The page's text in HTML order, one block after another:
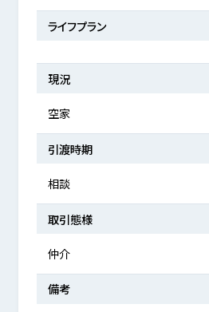
ライフプラン
現況
空家
引渡時期
相談
取引態様
仲介
備考